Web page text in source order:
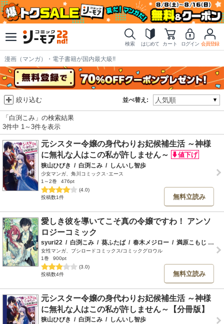
検索 はじめて カート ログイン 会員登録
漫画（マンガ）・電子書籍が国内最大級!!
並べ替え:
絞り込む
「白渕こみ」の検索結果
3件中 1～3件を表示
元シスター令嬢の身代わりお妃候補生活 ～神様
に無礼な人はこの私が許しません～
狭山ひびき / 白渕こみ / しんいし智歩
少女マンガ、角川コミックス･エース
1～2巻
476pt
(4.0)
投稿数1件
無料立読み
愛しき彼を導いてこそ真の令嬢ですわ！ アンソ
ロジーコミック
syuri22 / 白渕こみ / 葵ふたば / 春木メジロー / 満原こもじ / 琥
女性マンガ、ブシロードコミックス/コミックグロウル
1巻
900pt
(3.0)
投稿数4件
無料立読み
元シスター令嬢の身代わりお妃候補生活 ～神様
に無礼な人はこの私が許しません～【分冊版】
狭山ひびき / 白渕こみ / しんいし智歩